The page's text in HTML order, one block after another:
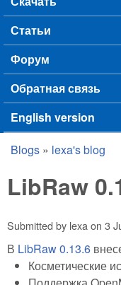
Статьи
Форум
Обратная связь
English version
You are here
Blogs » lexa's blog
LibRaw
Submitted by lexa on 3
В LibRaw 0.13.6
Косметические